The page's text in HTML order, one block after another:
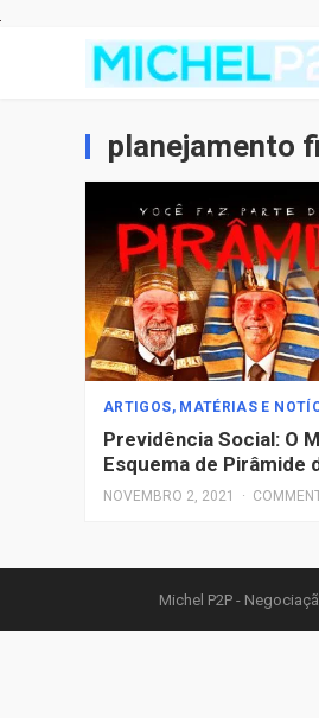
planejamento
ARTIGOS, MATÉRIAS E
Previdência Social: O
Esquema de Pirâmide
NOVEMBRO 2, 2021 ·
Michel P2P -